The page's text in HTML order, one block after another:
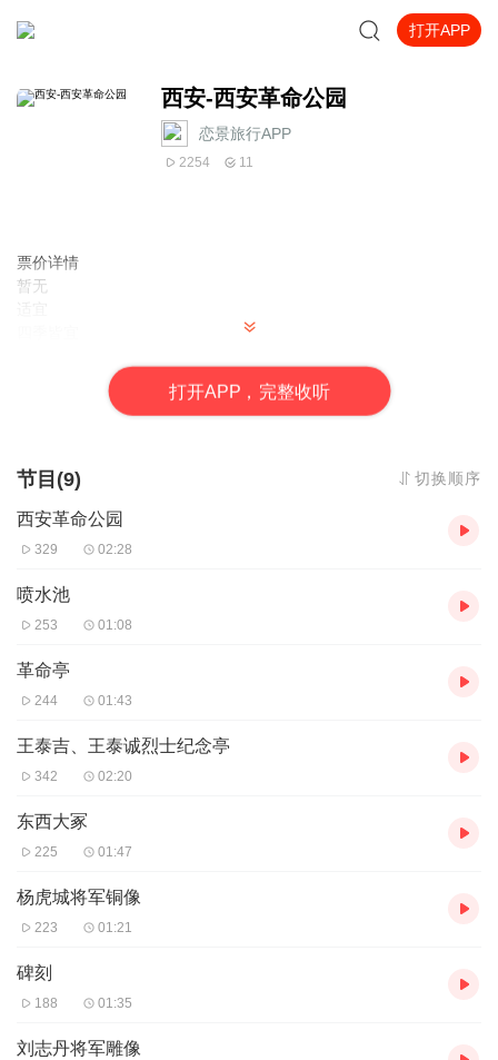
打开APP
西安-西安革命公园
恋景旅行APP
2254 11
票价详情
暂无
的故事。 每当说起西安市革命公园，人们都会奇怪：怎么西安现在
还有以革命命名的公园？听上去似乎与这个时代有些脱节，甚至有
人提议革命公园应该更名。人们这样想，是因为不了解这个‘革命’二
字指的是上世纪二十年代在中国大地上发生的‘国民革命’。不光是外
旦了解了革命公园的历史，便会为之震撼，便会明白‘革命’二字的含
义。这里曾是西安的乱坟场 这里曾是西安的乱坟场。1926年春，北
伐战争前夕，匪首刘镇华纠集一支号称"十万人"的部队，企图攻占西
安，为北洋军阀扩大地盘。刘镇华围城8月之久，放火烧掉城外6600
余公顷麦田，强征民夫在城周围挖掘了一条3公里长的断绝沟，企图
迫使全城军民投降。国民军将领杨虎城、李虎臣李虎臣、杨虎城率
冯玉祥将军大军入陕，粉碎了刘镇华的阴谋。在这次战争中，城内
病、饿、冻、战死的军民5万余人，占当时城内人口的四分之一。事
临负土填坑，在园内东西两侧堆起了个“万人冢”。1927年3月建
园，“革命公园”由冯玉祥将军所书，以纪念这段革命历史。 1927
旧皇城改建为红城，在红城北门外开辟公园、设置公墓，安葬坚守
园，去听述它的背后的故事吧。
音频来源于链景旅行
打开APP，完整收听
节目(9) 切换顺序
西安革命公园
329 02:28
喷水池
253 01:08
革命亭
244 01:43
王泰吉、王泰诚烈士纪念亭
342 02:20
东西大冢
225 01:47
杨虎城将军铜像
223 01:21
碑刻
188 01:35
刘志丹将军雕像